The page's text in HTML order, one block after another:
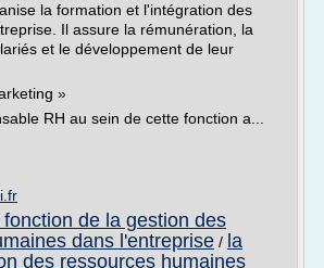
la formation et l'intégration des
Il assure la rémunération, la
et le développement de leur
»
RH au sein de cette fonction a...
fonction de la gestion des
dans l'entreprise / la
des ressources humaines